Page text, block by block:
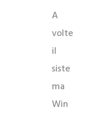
A
volte
il
siste
ma
Win